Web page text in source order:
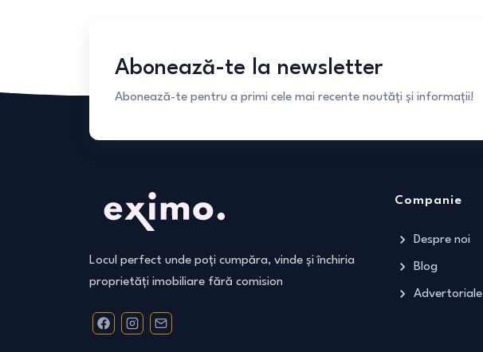
Abonează-te la newsletter
Abonează-te pentru a primi cele mai recente noutăți și informații!
Locul perfect unde poți cumpăra, vinde și închiria
proprietăți imobiliare fără comision
Companie
Despre noi
Blog
Advertoriale